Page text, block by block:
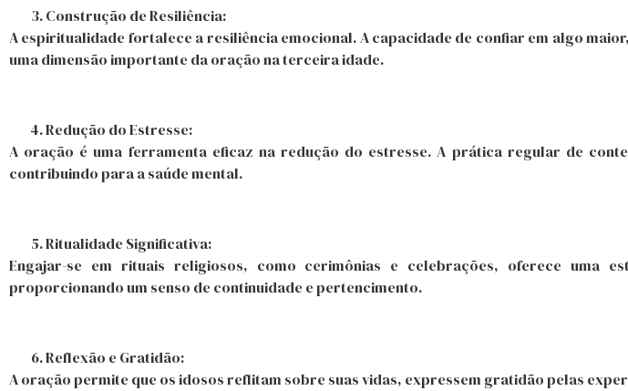
Construção de Resiliência:
A espiritualidade fortalece a resiliência emocional. A capacidade de confiar em algo
uma dimensão importante da oração na terceira idade.
Redução do Estresse:
A oração é uma ferramenta eficaz na redução do estresse. A prática regular de
contribuindo para a saúde mental.
Ritualidade Significativa:
Engajar-se em rituais religiosos, como cerimônias e celebrações, oferece uma
proporcionando um senso de continuidade e pertencimento.
Reflexão e Gratidão:
A oração permite que os idosos reflitam sobre suas vidas, expressem gratidão pelas